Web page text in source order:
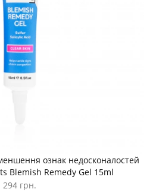
ознак недосконалостей
Blemish Remedy Gel 15ml
294 грн.